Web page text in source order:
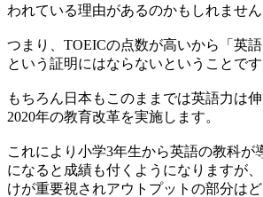
われている理由があるのかもしれません
つまり、TOEICの点数が高いから「英語
という証明にはならないということです
もちろん日本もこのままでは英語力は
2020年の教育改革を実施します。
これにより小学3年生から英語の教科が
になると成績も付くようになりますが
けが重要視されアウトプットの部分は